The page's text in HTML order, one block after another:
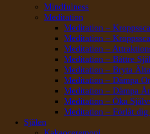
Mindfulness
Meditation
Meditation –
Meditation –
Meditation –
Meditation – Bättre
Meditation – Bryta
Meditation – Dämpa
Meditation – Dämpa
Meditation – Öka
Meditation – Förlåt
Själen